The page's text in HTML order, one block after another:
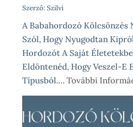
Szerző: Szilvi
A Babahordozó Kölcsönzés
Szól, Hogy Nyugodtan
Hordozót A Saját
Eldöntenéd, Hogy Veszel-E
Típusból.…További